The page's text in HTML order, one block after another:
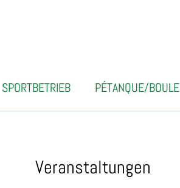
SPORTBETRIEB PÉTANQUE/BOULE
Veranstaltungen